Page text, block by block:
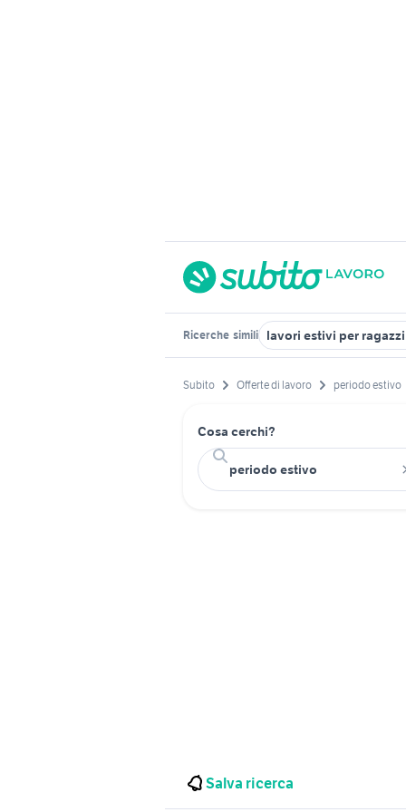
Ricerche simili lavori estivi per
Subito Offerte di lavoro periodo estivo
Cosa cerchi?
Salva ricerca